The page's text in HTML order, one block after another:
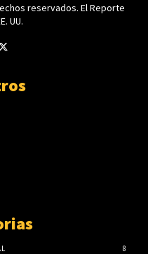
reservados. El Reporte
UU.
8